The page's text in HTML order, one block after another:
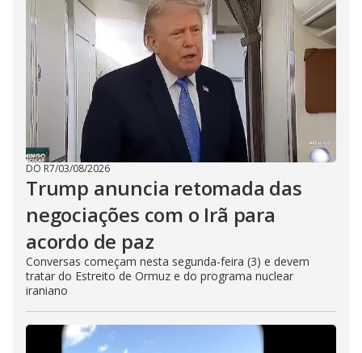
DO R7/03/08/2026
Trump anuncia retomada das
negociações com o Irã para
acordo de paz
Conversas começam nesta segunda-feira (3) e devem
tratar do Estreito de Ormuz e do programa nuclear
iraniano